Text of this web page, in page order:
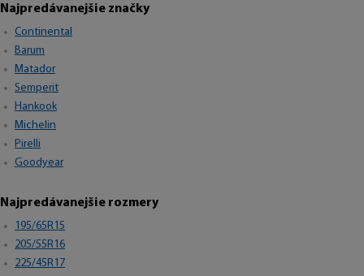
Najpredávanejšie značky
Continental
Barum
Matador
Semperit
Hankook
Michelin
Pirelli
Goodyear
Najpredávanejšie rozmery
195/65R15
205/55R16
225/45R17